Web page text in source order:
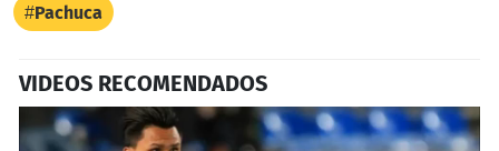
Pachuca
VIDEOS RECOMENDADOS